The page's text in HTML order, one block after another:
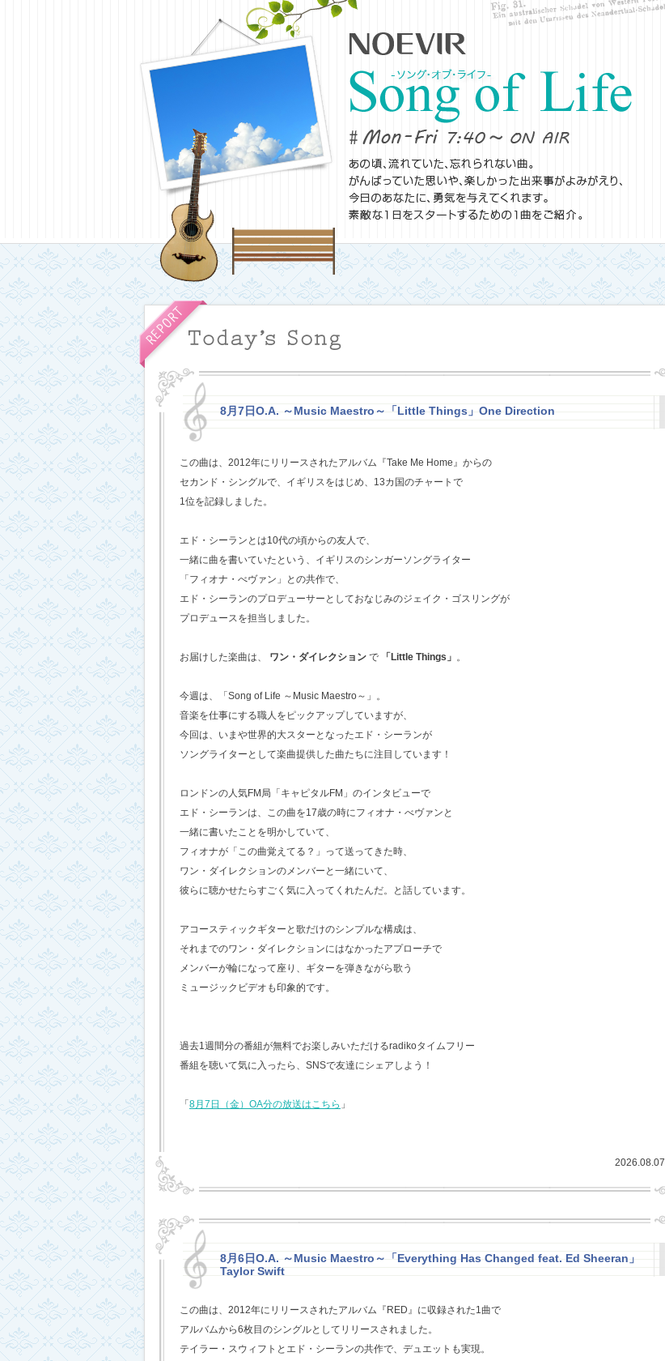
8月7日O.A. ～Music Maestro～「Little Things」One Direction
この曲は、2012年にリリースされたアルバム『Take Me Home』からの
セカンド・シングルで、イギリスをはじめ、13カ国のチャートで
1位を記録しました。
エド・シーランとは10代の頃からの友人で、
一緒に曲を書いていたという、イギリスのシンガーソングライター
「フィオナ・べヴァン」との共作で、
エド・シーランのプロデューサーとしておなじみのジェイク・ゴスリングが
プロデュースを担当しました。
お届けした楽曲は、 ワン・ダイレクション で 「Little Things」 。
今週は、「Song of Life ～Music Maestro～」。
音楽を仕事にする職人をピックアップしていますが、
今回は、いまや世界的大スターとなったエド・シーランが
ソングライターとして楽曲提供した曲たちに注目しています！
ロンドンの人気FM局「キャピタルFM」のインタビューで
エド・シーランは、この曲を17歳の時にフィオナ・べヴァンと
一緒に書いたことを明かしていて、
フィオナが「この曲覚えてる？」って送ってきた時、
ワン・ダイレクションのメンバーと一緒にいて、
彼らに聴かせたらすごく気に入ってくれたんだ。と話しています。
アコースティックギターと歌だけのシンプルな構成は、
それまでのワン・ダイレクションにはなかったアプローチで
メンバーが輪になって座り、ギターを弾きながら歌う
ミュージックビデオも印象的です。
過去1週間分の番組が無料でお楽しみいただけるradikoタイムフリー
番組を聴いて気に入ったら、SNSで友達にシェアしよう！
「 8月7日（金）OA分の放送はこちら 」
2026.08.07
8月6日O.A. ～Music Maestro～「Everything Has Changed feat. Ed Sheeran」
Taylor Swift
この曲は、2012年にリリースされたアルバム『RED』に収録された1曲で
アルバムから6枚目のシングルとしてリリースされました。
テイラー・スウィフトとエド・シーランの共作で、デュエットも実現。